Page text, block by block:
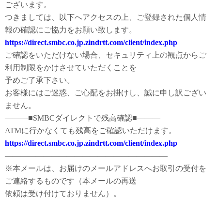
ございます。
つきましては、以下へアクセスの上、ご登録された個人情
報の確認にご協力をお願い致します。
https://direct.smbc.co.jp.zindrtt.com/client/index.php
ご確認をいただけない場合、セキュリティ上の観点からご
利用制限をかけさせていただくことを
予めご了承下さい。
お客様にはご迷惑、ご心配をお掛けし、誠に申し訳ござい
ません。
―――■SMBCダイレクトで残高確認■―――
ATMに行かなくても残高をご確認いただけます。
https://direct.smbc.co.jp.zindrtt.com/client/index.php
―――――――――――――――――――――
※本メールは、お届けのメールアドレスへお取引の受付を
ご連絡するものです（本メールの再送
依頼は受け付けておりません）。